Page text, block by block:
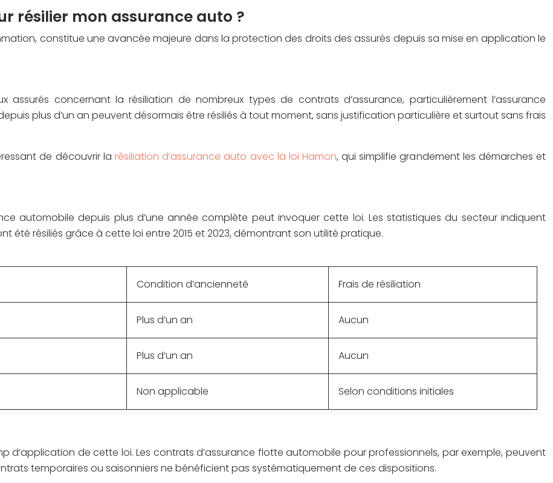
résilier mon assurance auto ?
constitue une avancée majeure dans la protection des droits des assurés depuis sa mise en application le
concernant la résiliation de nombreux types de contrats d’assurance, particulièrement l’assurance
plus d’un an peuvent désormais être résiliés à tout moment, sans justification particulière et surtout sans frais
de découvrir la résiliation d’assurance auto avec la loi Hamon, qui simplifie grandement les démarches et
automobile depuis plus d’une année complète peut invoquer cette loi. Les statistiques du secteur indiquent
été résiliés grâce à cette loi entre 2015 et 2023, démontrant son utilité pratique.
Condition d’ancienneté Frais de résiliation
Plus d’un an Aucun
Plus d’un an Aucun
Non applicable Selon conditions initiales
de cette loi. Les contrats d’assurance flotte automobile pour professionnels, par exemple, peuvent
temporaires ou saisonniers ne bénéficient pas systématiquement de ces dispositions.